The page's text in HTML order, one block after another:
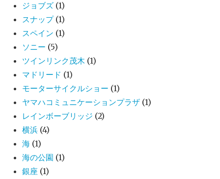
ジョブズ (1)
スナップ (1)
スペイン (1)
ソニー (5)
ツインリンク茂木 (1)
マドリード (1)
モーターサイクルショー (1)
ヤマハコミュニケーションプラザ (1)
レインボーブリッジ (2)
横浜 (4)
海 (1)
海の公園 (1)
銀座 (1)